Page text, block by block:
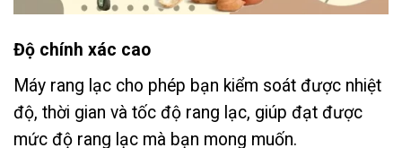
Độ chính xác cao
Máy rang lạc cho phép bạn kiểm soát được nhiệt
độ, thời gian và tốc độ rang lạc, giúp đạt được
mức độ rang lạc mà bạn mong muốn.